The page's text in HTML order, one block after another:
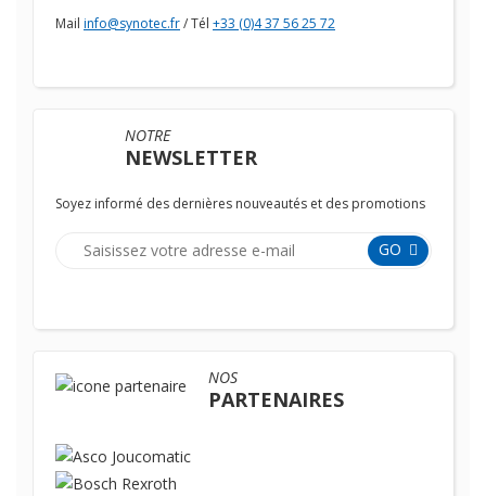
Mail info@synotec.fr/ Tél +33 (0)4 37 56 25 72
NOTRE
NEWSLETTER
Soyez informé des dernières nouveautés et des promotions
GO
NOS
PARTENAIRES